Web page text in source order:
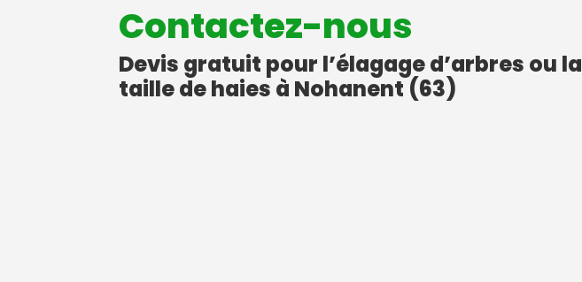
Contactez-nous
Devis gratuit pour l’élagage d’arbres ou la
taille de haies à Nohanent (63)